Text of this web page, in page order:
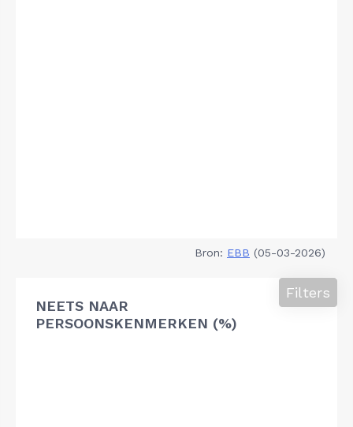
Bron: EBB (05-03-2026)
NEETS NAAR
PERSOONSKENMERKEN (%)
Filters